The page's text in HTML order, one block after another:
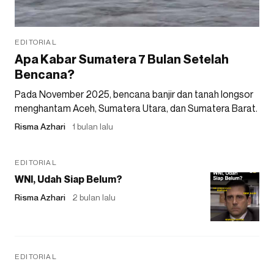
EDITORIAL
Apa Kabar Sumatera 7 Bulan Setelah
Bencana?
Pada November 2025, bencana banjir dan tanah longsor
menghantam Aceh, Sumatera Utara, dan Sumatera Barat.
Risma Azhari 1 bulan lalu
EDITORIAL
WNI, Udah Siap Belum?
Risma Azhari 2 bulan lalu
EDITORIAL